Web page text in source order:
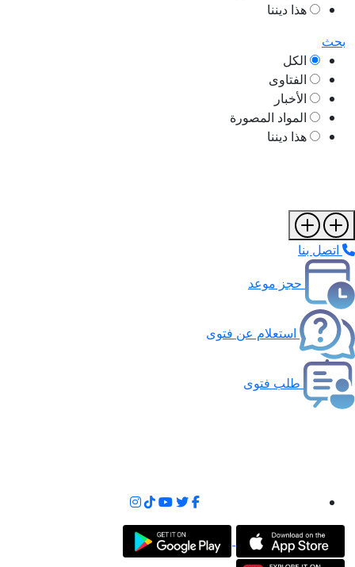
هذا ديننا
بحث
الكل
الفتاوى
الأخبار
المواد المصورة
هذا ديننا
اتصل بنا
حجز موعد
استعلام عن فتوى
طلب فتوى